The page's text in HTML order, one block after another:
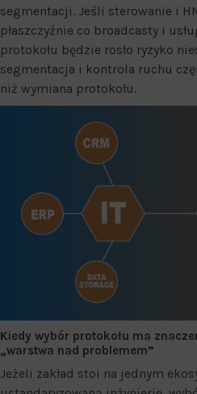
segmentacji. Jeśli sterowanie i
płaszczyźnie co broadcasty i
protokołu będzie rosło ryzyko
segmentacja i kontrola ruchu
niż wymiana protokołu.
Kiedy wybór protokołu ma
„warstwa nad problemem”
Jeżeli zakład stoi na jednym